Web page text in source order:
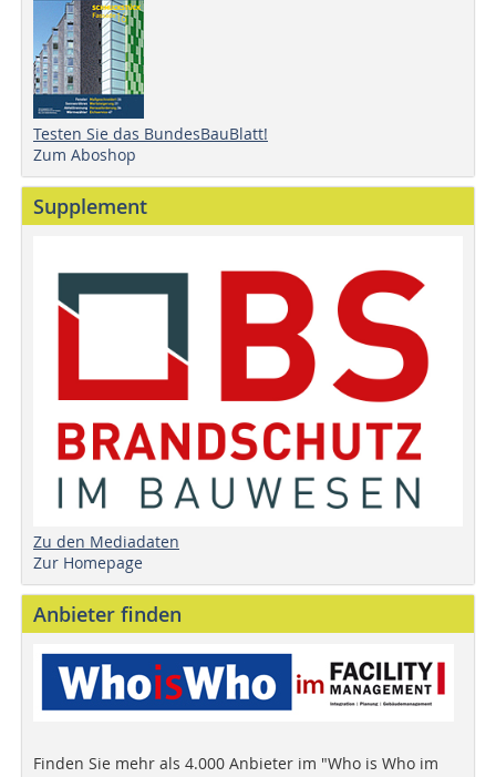
Testen Sie das BundesBauBlatt!
Zum Aboshop
Supplement
Zu den Mediadaten
Zur Homepage
Anbieter finden
Finden Sie mehr als 4.000 Anbieter im "Who is Who im